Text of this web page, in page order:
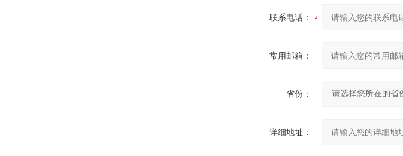
联系电话：
常用邮箱：
省份：
详细地址：